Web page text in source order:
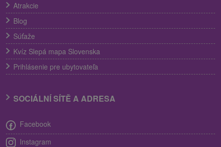
Atrakcie
Blog
Súťaže
Kvíz Slepá mapa Slovenska
Prihlásenie pre ubytovateľa
SOCIÁLNÍ SÍTĚ A ADRESA
Facebook
Instagram